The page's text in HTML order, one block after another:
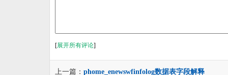
[展开所有评论]
上一篇： phome_enewswfinfolog数据表字段解释